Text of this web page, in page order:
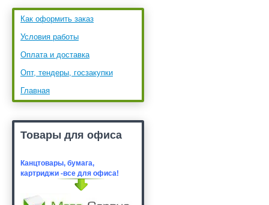
Как оформить заказ
Условия работы
Оплата и доставка
Опт, тендеры, госзакупки
Главная
Товары для офиса
Канцтовары, бумага,
картриджи -все для офиса!